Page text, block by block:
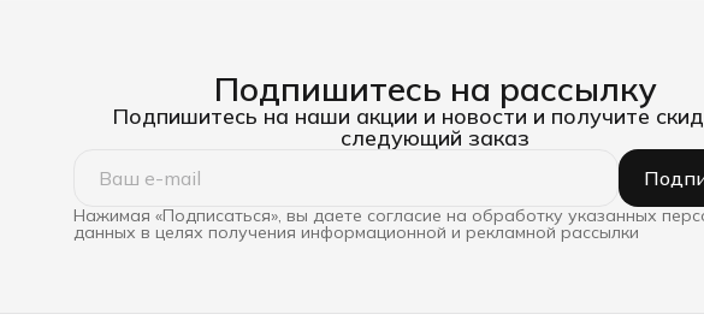
Подпишитесь на рассылку
Подпишитесь на наши акции и новости и получите
следующий заказ
Нажимая «Подписаться», вы даете согласие на обработку указанных
данных в целях получения информационной и рекламной рассылки